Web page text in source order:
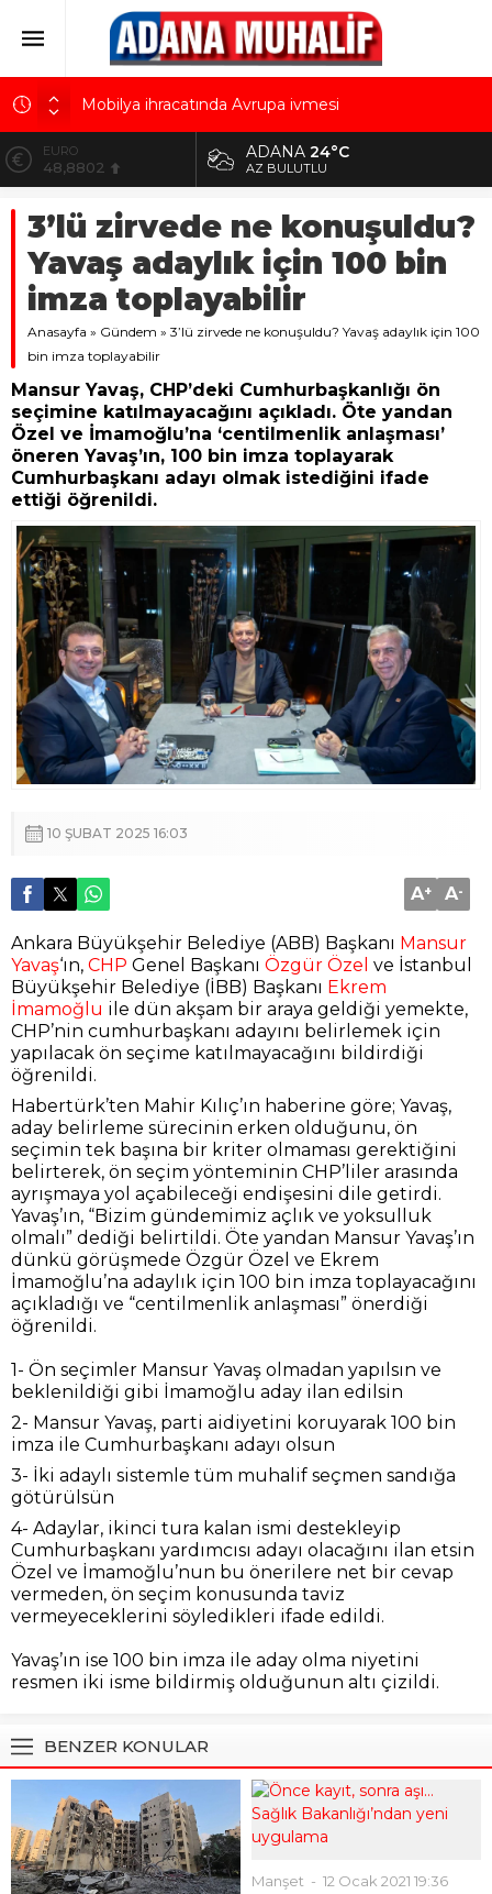
Mobilya ihracatında Avrupa ivmesi
Göz için “Akıllı Mercek” herkes için uygun mu?
AK Parti İl Başkanı Özkan: Adanalıların bir metrekare
malını kimseye yedirmeyiz!
Hacı Karaaslan’ın kiraladığı arsanın resmi kiracısı
bakın kim çıktı!
Kuru meyve sektörü 2 milyar dolar ihracat hedefi
için Ankara’dan destek istedi
ALTIN
5.629,56
10.824,63
DOLAR
42,2340
48,8802
ADANA24°C
AZ BULUTLU
3’lü zirvede ne konuşuldu?
Yavaş adaylık için 100 bin
imza toplayabilir
Anasayfa » Gündem » 3’lü zirvede ne konuşuldu? Yavaş adaylık için 100
bin imza toplayabilir
Mansur Yavaş, CHP’deki Cumhurbaşkanlığı ön
seçimine katılmayacağını açıkladı. Öte yandan
Özel ve İmamoğlu’na ‘centilmenlik anlaşması’
öneren Yavaş’ın, 100 bin imza toplayarak
Cumhurbaşkanı adayı olmak istediğini ifade
ettiği öğrenildi.
10 ŞUBAT 2025 16:03
A+ A-
Ankara Büyükşehir Belediye (ABB) Başkanı Mansur
Yavaş‘ın, CHP Genel Başkanı Özgür Özel ve İstanbul
Büyükşehir Belediye (İBB) Başkanı Ekrem
İmamoğlu ile dün akşam bir araya geldiği yemekte,
CHP’nin cumhurbaşkanı adayını belirlemek için
yapılacak ön seçime katılmayacağını bildirdiği
öğrenildi.
Habertürk’ten Mahir Kılıç’ın haberine göre; Yavaş,
aday belirleme sürecinin erken olduğunu, ön
seçimin tek başına bir kriter olmaması gerektiğini
belirterek, ön seçim yönteminin CHP’liler arasında
ayrışmaya yol açabileceği endişesini dile getirdi.
Yavaş’ın, “Bizim gündemimiz açlık ve yoksulluk
olmalı” dediği belirtildi. Öte yandan Mansur Yavaş’ın
dünkü görüşmede Özgür Özel ve Ekrem
İmamoğlu’na adaylık için 100 bin imza toplayacağını
açıkladığı ve “centilmenlik anlaşması” önerdiği
öğrenildi.
1- Ön seçimler Mansur Yavaş olmadan yapılsın ve
beklenildiği gibi İmamoğlu aday ilan edilsin
2- Mansur Yavaş, parti aidiyetini koruyarak 100 bin
imza ile Cumhurbaşkanı adayı olsun
3- İki adaylı sistemle tüm muhalif seçmen sandığa
götürülsün
4- Adaylar, ikinci tura kalan ismi destekleyip
Cumhurbaşkanı yardımcısı adayı olacağını ilan etsin
Özel ve İmamoğlu’nun bu önerilere net bir cevap
vermeden, ön seçim konusunda taviz
vermeyeceklerini söyledikleri ifade edildi.
Yavaş’ın ise 100 bin imza ile aday olma niyetini
resmen iki isme bildirmiş olduğunun altı çizildi.
BENZER KONULAR
Manşet 12 Ocak 2021 19:36